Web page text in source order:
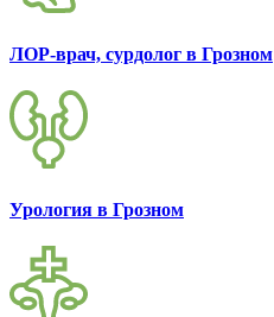
ЛОР-врач, сурдолог в Грозном
Урология в Грозном